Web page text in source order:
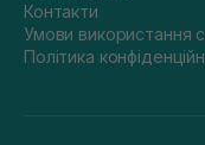
Контакти
Умови використання
Політика